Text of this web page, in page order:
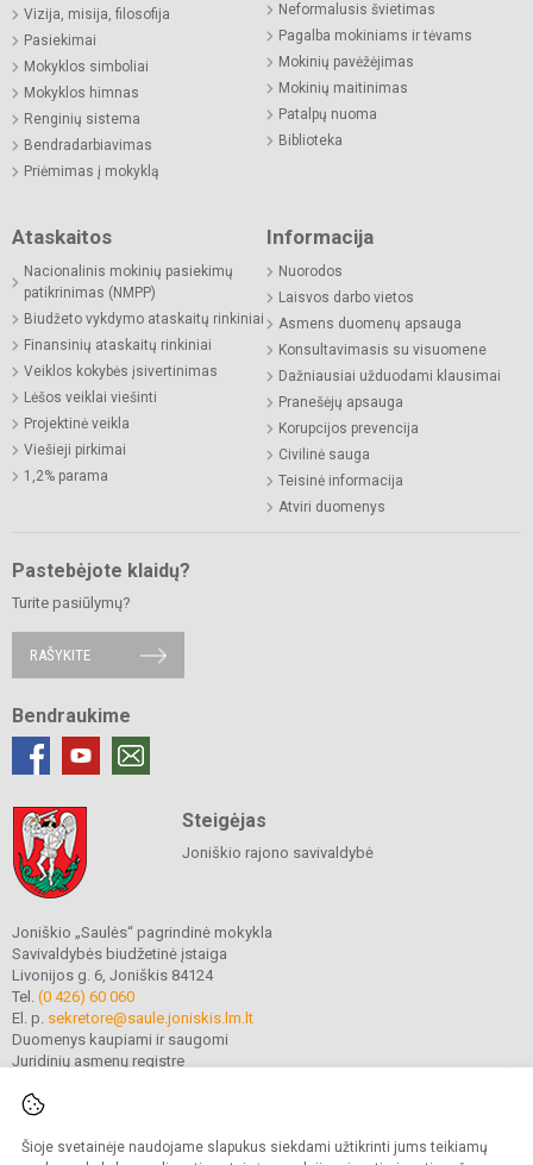
Šioje svetainėje naudojame slapukus siekdami užtikrinti jums teikiamų
Vizija, misija, filosofija
Pasiekimai
Mokyklos simboliai
Mokyklos himnas
Renginių sistema
Bendradarbiavimas
Priėmimas į mokyklą
Neformalusis švietimas
Pagalba mokiniams ir tėvams
Mokinių pavėžėjimas
Mokinių maitinimas
Patalpų nuoma
Biblioteka
Ataskaitos
Nacionalinis mokinių pasiekimų
patikrinimas (NMPP)
Biudžeto vykdymo ataskaitų rinkiniai
Finansinių ataskaitų rinkiniai
Veiklos kokybės įsivertinimas
Lėšos veiklai viešinti
Projektinė veikla
Viešieji pirkimai
1,2% parama
Informacija
Nuorodos
Laisvos darbo vietos
Asmens duomenų apsauga
Konsultavimasis su visuomene
Dažniausiai užduodami klausimai
Pranešėjų apsauga
Korupcijos prevencija
Civilinė sauga
Teisinė informacija
Atviri duomenys
Pastebėjote klaidų?
Turite pasiūlymų?
RAŠYKITE
Bendraukime
Steigėjas
Joniškio rajono savivaldybė
Joniškio „Saulės“ pagrindinė mokykla
Savivaldybės biudžetinė įstaiga
Livonijos g. 6, Joniškis 84124
Tel. (0 426) 60 060
El. p. sekretore@saule.joniskis.lm.lt
Duomenys kaupiami ir saugomi
Juridinių asmenų registre